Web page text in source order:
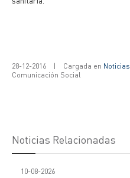
28-12-2016 | Cargada en Noticias
Comunicación Social
Noticias Relacionadas
10-08-2026